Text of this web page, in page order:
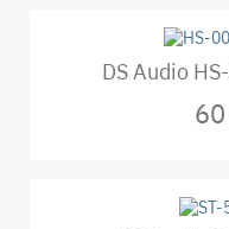
DS Audio